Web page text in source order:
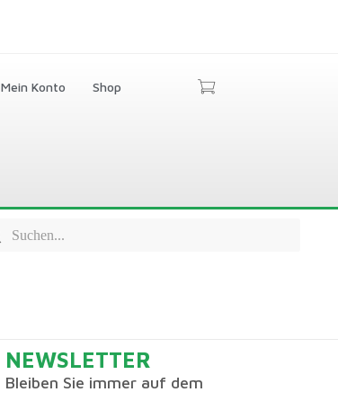
Mein Konto Shop
NEWSLETTER
Bleiben Sie immer auf dem